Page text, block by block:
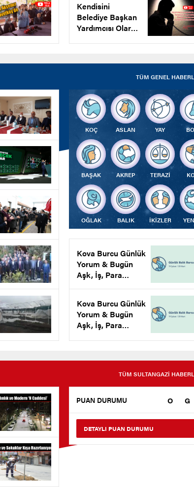
Kendisini
Belediye Başkan
Yardımcısı Olarak
TÜM GENEL
KOÇ ASLAN YAY
BAŞAK AKREP TERAZİ
OĞLAK BALIK İKİZLER
Kova Burcu Günlük
Yorum & Bugün
Aşk, İş, Para
Kova Burcu Günlük
Yorum & Bugün
Aşk, İş, Para
TÜM SULTANGAZİ
PUAN DURUMU O G
DETAYLI PUAN DURUMU